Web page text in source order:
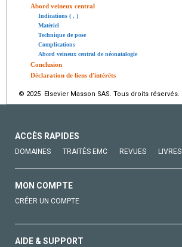
Abord veineux central
Indications ( , )
Matériel
Technique de pose
Complications
Abord veineux central de néonatalogie
Conclusion
Déclaration de liens d'intérêts
© 2025 Elsevier Masson SAS. Tous droits réservés.
ACCÈS RAPIDES
DOMAINES TRAITÉS EMC REVUES LIVRES
MON COMPTE
CRÉER UN COMPTE
AIDE & SUPPORT